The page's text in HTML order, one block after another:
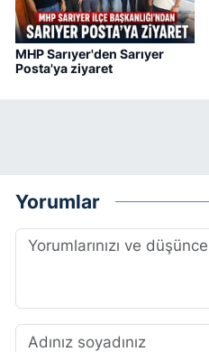
MHP Sarıyer'den Sarıyer
Posta'ya ziyaret
Yorumlar